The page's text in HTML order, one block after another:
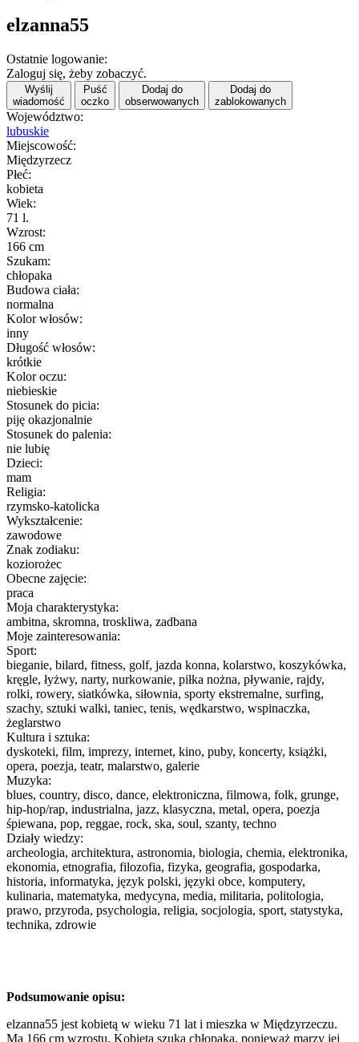
elzanna55
Ostatnie logowanie:
Zaloguj się, żeby zobaczyć.
Wyślij
wiadomość
Puść
oczko
Dodaj do
obserwowanych
Dodaj do
zablokowanych
Województwo:
lubuskie
Miejscowość:
Międzyrzecz
Płeć:
kobieta
Wiek:
71 l.
Wzrost:
166 cm
Szukam:
chłopaka
Budowa ciała:
normalna
Kolor włosów:
inny
Długość włosów:
krótkie
Kolor oczu:
niebieskie
Stosunek do picia:
piję okazjonalnie
Stosunek do palenia:
nie lubię
Dzieci:
mam
Religia:
rzymsko-katolicka
Wykształcenie:
zawodowe
Znak zodiaku:
koziorożec
Obecne zajęcie:
praca
Moja charakterystyka:
ambitna, skromna, troskliwa, zadbana
Moje zainteresowania:
Sport:
bieganie, bilard, fitness, golf, jazda konna, kolarstwo, koszykówka,
kręgle, łyżwy, narty, nurkowanie, piłka nożna, pływanie, rajdy,
rolki, rowery, siatkówka, siłownia, sporty ekstremalne, surfing,
szachy, sztuki walki, taniec, tenis, wędkarstwo, wspinaczka,
żeglarstwo
Kultura i sztuka:
dyskoteki, film, imprezy, internet, kino, puby, koncerty, książki,
opera, poezja, teatr, malarstwo, galerie
Muzyka:
blues, country, disco, dance, elektroniczna, filmowa, folk, grunge,
hip-hop/rap, industrialna, jazz, klasyczna, metal, opera, poezja
śpiewana, pop, reggae, rock, ska, soul, szanty, techno
Działy wiedzy:
archeologia, architektura, astronomia, biologia, chemia, elektronika,
ekonomia, etnografia, filozofia, fizyka, geografia, gospodarka,
historia, informatyka, język polski, języki obce, komputery,
kulinaria, matematyka, medycyna, media, militaria, politologia,
prawo, przyroda, psychologia, religia, socjologia, sport, statystyka,
technika, zdrowie
Podsumowanie opisu:
elzanna55 jest kobietą w wieku 71 lat i mieszka w Międzyrzeczu.
Ma 166 cm wzrostu. Kobieta szuka chłopaka, ponieważ marzy jej